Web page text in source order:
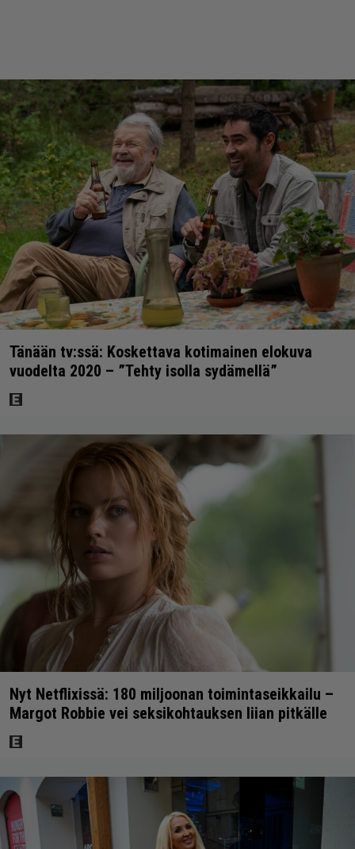
Tänään tv:ssä: Koskettava kotimainen elokuva
vuodelta 2020 – ”Tehty isolla sydämellä”
Nyt Netflixissä: 180 miljoonan toimintaseikkailu –
Margot Robbie vei seksikohtauksen liian pitkälle